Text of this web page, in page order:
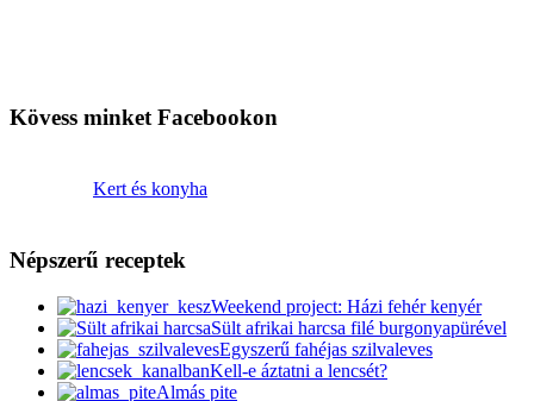
Kövess minket Facebookon
Kert és konyha
Népszerű receptek
Weekend project: Házi fehér kenyér
Sült afrikai harcsa filé burgonyapürével
Egyszerű fahéjas szilvaleves
Kell-e áztatni a lencsét?
Almás pite